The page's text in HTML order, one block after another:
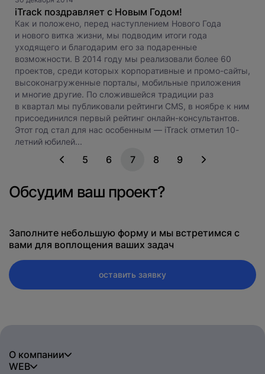
iTrack поздравляет с Новым Годом!
Как и положено, перед наступлением Нового Года
и нового витка жизни, мы подводим итоги года
уходящего и благодарим его за подаренные
возможности. В 2014 году мы реализовали более 60
проектов, среди которых корпоративные и промо-сайты,
высоконагруженные порталы, мобильные приложения
и многие другие. По сложившейся традиции раз
в квартал мы публиковали рейтинги CMS, в ноябре к ним
присоединился первый рейтинг онлайн-консультантов.
Этот год стал для нас особенным — iTrack отметил 10-
летний юбилей...
5 6 7 8 9
Обсудим ваш проект?
Заполните небольшую форму и мы встретимся с
вами для воплощения ваших задач
оставить заявку
О компании
WEB